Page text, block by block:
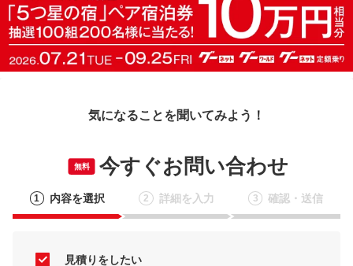
気になることを聞いてみよう！
無料 今すぐお問い合わせ
1 内容を選択 2 詳細を入力 3 確認・送信
見積りをしたい